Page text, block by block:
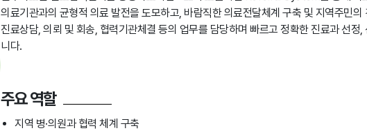
의료기관과의 균형적 의료 발전을 도모하고, 바람직한 의료전달체계 구축 및 지역주민
진료상담, 의뢰 및 회송, 협력기관체결 등의 업무를 담당하며 빠르고 정확한 진료과 선
니다.
주요 역할
지역 병·의원과 협력 체계 구축